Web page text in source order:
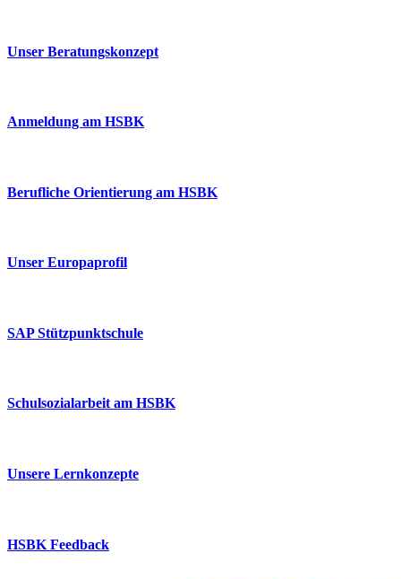
Unser Beratungskonzept
Anmeldung am HSBK
Berufliche Orientierung am HSBK
Unser Europaprofil
SAP Stützpunktschule
Schulsozialarbeit am HSBK
Unsere Lernkonzepte
HSBK Feedback